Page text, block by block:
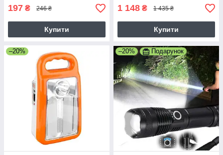
197 ₴ 246 ₴
Купити
1 148 ₴ 1 435 ₴
Купити
–20% –20% Подарунок